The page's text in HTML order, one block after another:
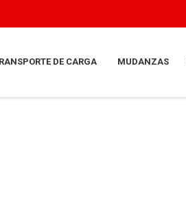
DE CARGA MUDANZAS